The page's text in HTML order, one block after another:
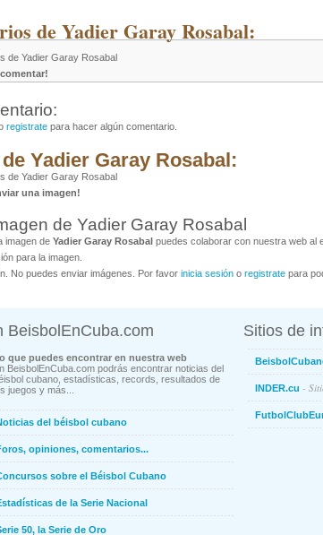
de Yadier Garay Rosabal:
de Yadier Garay Rosabal
registrate para hacer algún comentario.
Yadier Garay Rosabal:
de Yadier Garay Rosabal
una imagen!
de Yadier Garay Rosabal
imagen de Yadier Garay Rosabal puedes colaborar con nuestra web al
para la imagen.
No puedes enviar imágenes. Por favor inicia sesión o registrate para
BeisbolEnCuba.com
que puedes encontrar en nuestra web
BeisbolEnCuba.com podrás encontrar noticias del
cubano, estadísticas, records, resultados de
juegos y más...
del béisbol cubano
opiniones, comentarios...
sobre el Béisbol Cubano
de la Serie Nacional
50, la Serie de Oro
Sitios de
INDER.cu -